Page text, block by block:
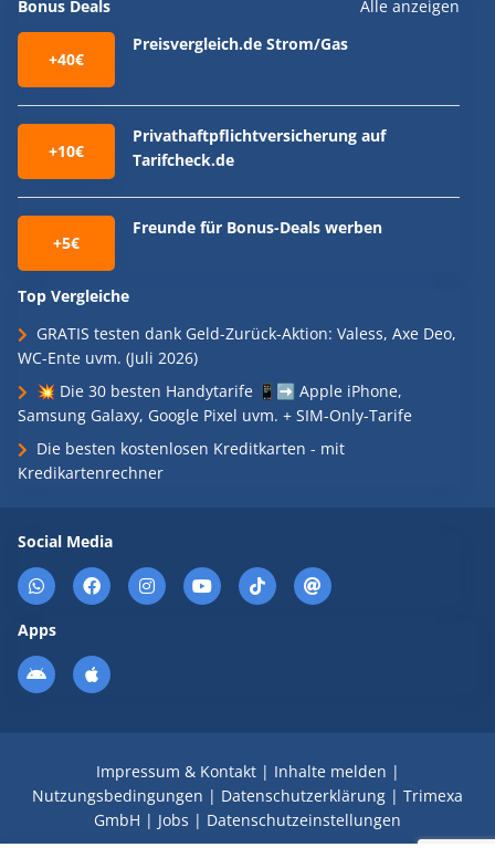
Bonus Deals Alle anzeigen
+40€
Preisvergleich.de Strom/Gas
+10€
Privathaftpflichtversicherung auf
Tarifcheck.de
+5€
Freunde für Bonus-Deals werben
Top Vergleiche
GRATIS testen dank Geld-Zurück-Aktion: Valess, Axe Deo,
WC-Ente uvm. (Juli 2026)
💥 Die 30 besten Handytarife 📱➡️ Apple iPhone,
Samsung Galaxy, Google Pixel uvm. + SIM-Only-Tarife
Die besten kostenlosen Kreditkarten - mit
Kredikartenrechner
Social Media
Apps
Impressum & Kontakt| Inhalte melden |
Nutzungsbedingungen | Datenschutzerklärung | Trimexa
GmbH | Jobs | Datenschutzeinstellungen